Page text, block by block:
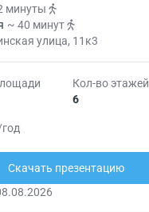
минуты
~ 40 минут
улица, 11к3
Кол-во этажей
6
Скачать презентацию